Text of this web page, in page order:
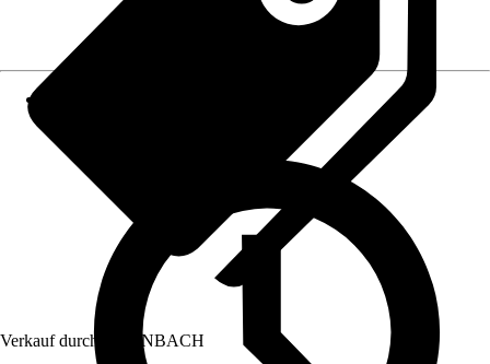
Verkauf durch: HORNBACH